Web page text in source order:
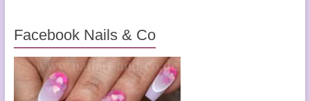
Facebook Nails & Co